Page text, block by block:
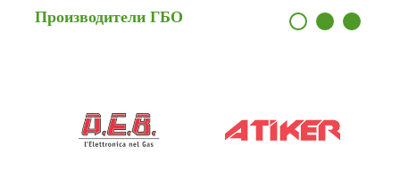
Производители ГБО